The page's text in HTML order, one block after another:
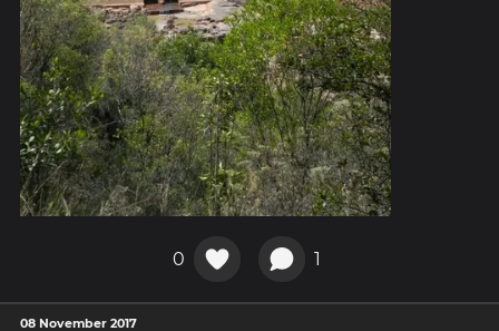
0 1
08 November 2017